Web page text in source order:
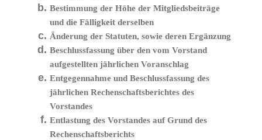
Bestimmung der Höhe der Mitgliedsbeiträge
und die Fälligkeit derselben
Änderung der Statuten, sowie deren Ergänzung
Beschlussfassung über den vom Vorstand
aufgestellten jährlichen Voranschlag
Entgegennahme und Beschlussfassung des
jährlichen Rechenschaftsberichtes des
Vorstandes
Entlastung des Vorstandes auf Grund des
Rechenschaftsberichts